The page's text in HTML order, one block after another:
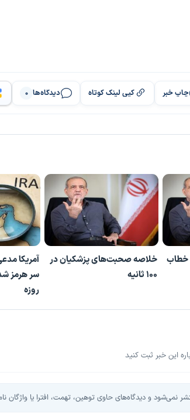
چاپ خبر کپی لینک کوتاه دیدگاه‌ها 0
خطاب
خلاصه صحبت‌های پزشکیان در
۱۰۰ ثانیه
آمریکا
روزه
این خبر ثبت کنید
نمی‌شود و دیدگاه‌های حاوی توهین، تهمت، افترا یا واژگان